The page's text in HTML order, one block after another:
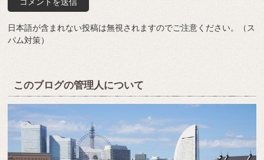
日本語が含まれない投稿は無視されますのでご注意ください。（ス
パム対策）
このブログの管理人について